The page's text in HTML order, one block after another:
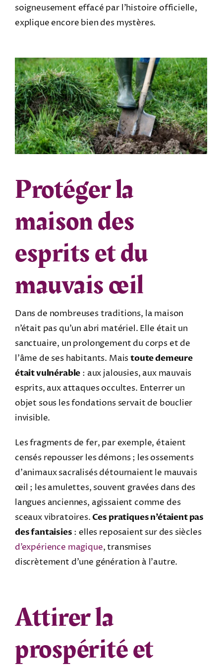
soigneusement effacé par l’histoire officielle,
explique encore bien des mystères.
Protéger la
maison des
esprits et du
mauvais œil
Dans de nombreuses traditions, la maison
n’était pas qu’un abri matériel. Elle était un
sanctuaire, un prolongement du corps et de
l’âme de ses habitants. Maistoute demeure
était vulnérable : aux jalousies, aux mauvais
esprits, aux attaques occultes. Enterrer un
objet sous les fondations servait de bouclier
invisible.
Les fragments de fer, par exemple, étaient
censés repousser les démons ; les ossements
d’animaux sacralisés détournaient le mauvais
œil ; les amulettes, souvent gravées dans des
langues anciennes, agissaient comme des
sceaux vibratoires. Ces pratiques n’étaient pas
des fantaisies : elles reposaient sur des siècles
d’expérience magique, transmises
discrètement d’une génération à l’autre.
Attirer la
prospérité et